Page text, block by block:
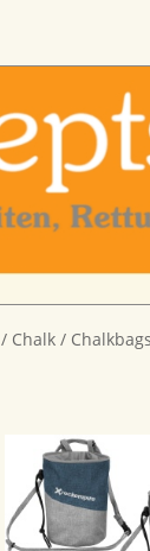
Chalk / Chalkbags